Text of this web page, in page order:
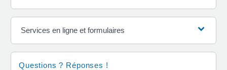
Services en ligne et formulaires
Questions ? Réponses !